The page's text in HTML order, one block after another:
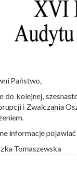
Państwo,
do kolejnej,
i Zwalczania
informacje
Tomaszewska